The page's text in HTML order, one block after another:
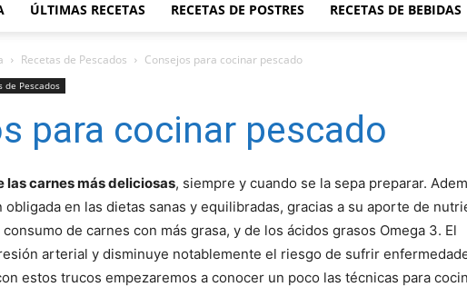
de
Cocina
ÚLTIMAS RECETAS RECETAS DE POSTRES RECETAS DE BEBIDAS
Recetas de Pescados Consejos para cocinar pescado
de Pescados
para cocinar pescado
las carnes más deliciosas, siempre y cuando se la sepa preparar.
en las dietas sanas y equilibradas, gracias a su aporte de
de carnes con más grasa, y de los ácidos grasos Omega 3. El
arterial y disminuye notablemente el riesgo de sufrir
estos trucos empezaremos a conocer un poco las técnicas para